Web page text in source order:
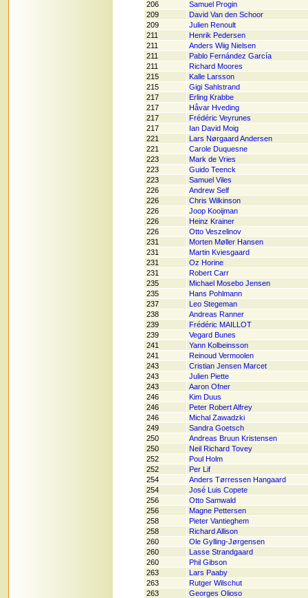
206
Samuel Progin
209
David Van den Schoor
209
Julien Renoult
211
Henrik Pedersen
211
Anders Wiig Nielsen
211
Pablo Fernández García
211
Richard Moores
215
Kalle Larsson
215
Gigi Sahlstrand
217
Erling Krabbe
217
Håvar Hveding
217
Frédéric Veyrunes
217
Ian David Moig
221
Lars Nørgaard Andersen
221
Carole Duquesne
223
Mark de Vries
223
Guido Teenck
223
Samuel Viles
226
Andrew Self
226
Chris Wilkinson
226
Joop Kooijman
226
Heinz Krainer
226
Otto Veszelinov
231
Morten Møller Hansen
231
Martin Kviesgaard
231
Oz Horine
231
Robert Carr
235
Michael Mosebo Jensen
235
Hans Pohlmann
237
Leo Stegeman
238
Andreas Ranner
239
Frédéric MAILLOT
239
Vegard Bunes
241
Yann Kolbeinsson
241
Reinoud Vermoolen
243
Cristian Jensen Marcet
243
Julien Piette
243
Aaron Ofner
246
Kim Duus
246
Peter Robert Alfrey
246
Michal Zawadzki
249
Sandra Goetsch
250
Andreas Bruun Kristensen
250
Neil Richard Tovey
252
Poul Holm
252
Per Lif
254
Anders Tørressen Hangaard
254
José Luis Copete
256
Otto Samwald
256
Magne Pettersen
258
Pieter Vantieghem
258
Richard Allison
260
Ole Gylling-Jørgensen
260
Lasse Strandgaard
260
Phil Gibson
263
Lars Paaby
263
Rutger Wilschut
263
Georges Olioso